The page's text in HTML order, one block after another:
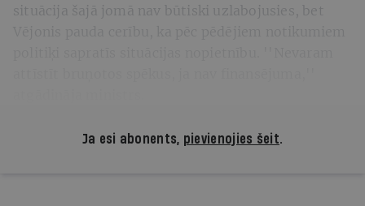
situācija šajā jomā nav būtiski uzlabojusies, bet
Ja esi abonents, pievienojies šeit.